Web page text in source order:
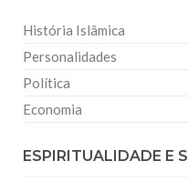
História Islâmica
Personalidades
Política
Economia
ESPIRITUALIDADE E